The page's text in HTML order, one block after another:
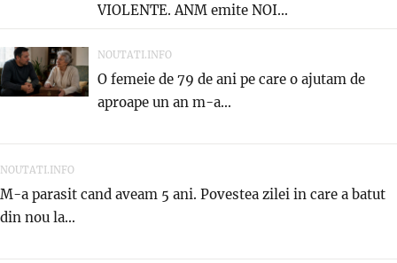
VIOLENTE. ANM emite NOI...
NOUTATI.INFO
O femeie de 79 de ani pe care o ajutam de
aproape un an m-a...
NOUTATI.INFO
M-a parasit cand aveam 5 ani. Povestea zilei in care a batut
din nou la...